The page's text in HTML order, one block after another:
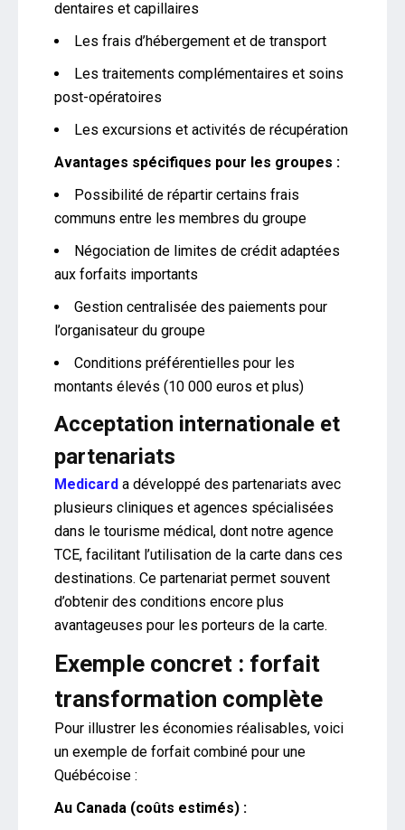
dentaires et capillaires
Les frais d’hébergement et de transport
Les traitements complémentaires et soins
post-opératoires
Les excursions et activités de récupération
Avantages spécifiques pour les groupes :
Possibilité de répartir certains frais
communs entre les membres du groupe
Négociation de limites de crédit adaptées
aux forfaits importants
Gestion centralisée des paiements pour
l’organisateur du groupe
Conditions préférentielles pour les
montants élevés (10 000 euros et plus)
Acceptation internationale et
partenariats
Medicard a développé des partenariats avec
plusieurs cliniques et agences spécialisées
dans le tourisme médical, dont notre agence
TCE, facilitant l’utilisation de la carte dans ces
destinations. Ce partenariat permet souvent
d’obtenir des conditions encore plus
avantageuses pour les porteurs de la carte.
Exemple concret : forfait
transformation complète
Pour illustrer les économies réalisables, voici
un exemple de forfait combiné pour une
Québécoise :
Au Canada (coûts estimés) :